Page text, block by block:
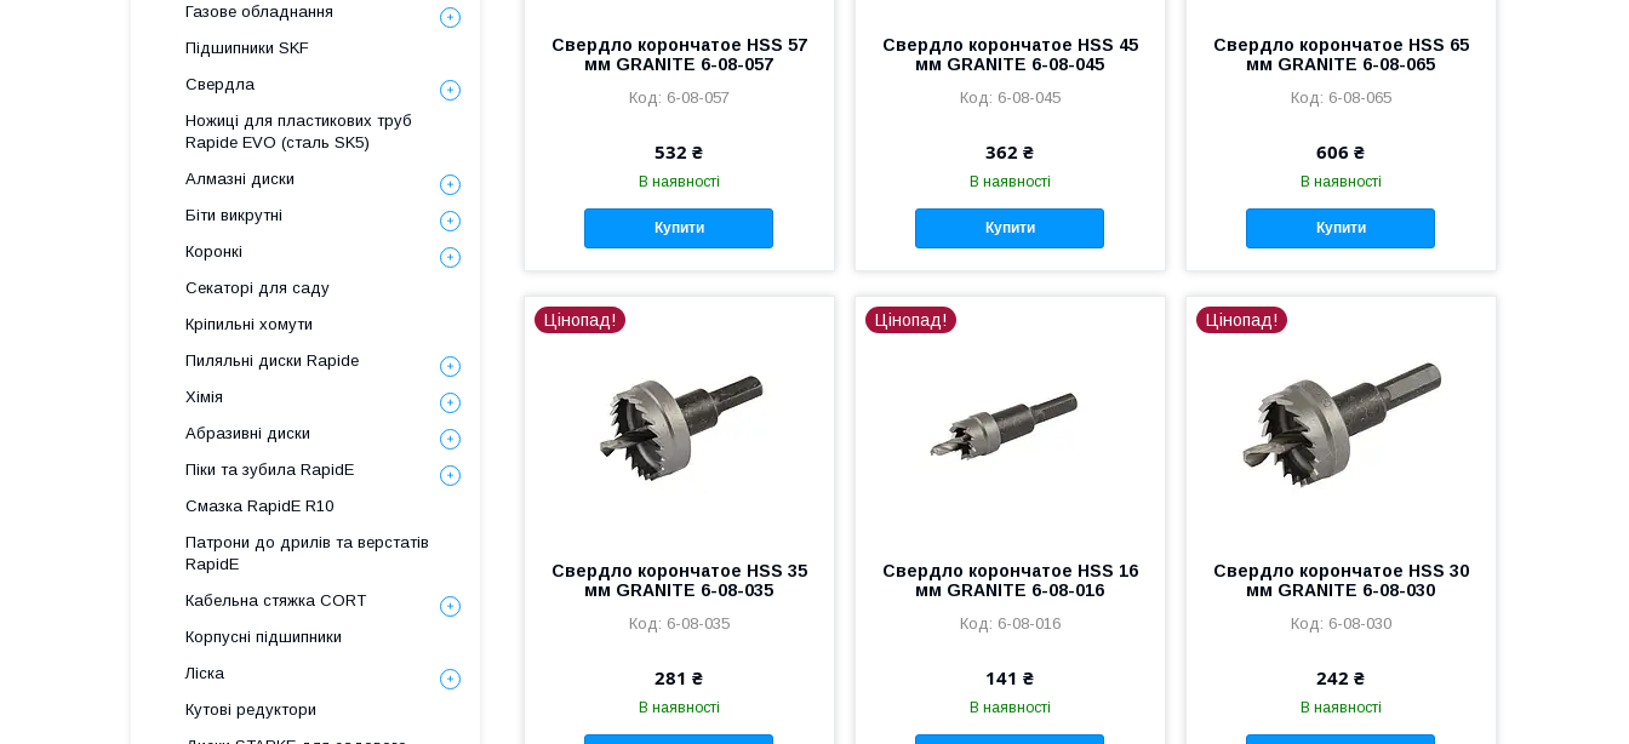
Свердло корончатое HSS 57
мм GRANITE 6-08-057
6-08-057
532 ₴
В наявності
Купити
Свердло корончатое HSS 45
мм GRANITE 6-08-045
6-08-045
362 ₴
В наявності
Купити
Свердло корончатое HSS 65
мм GRANITE 6-08-065
6-08-065
606 ₴
В наявності
Купити
Цінопад!
Свердло корончатое HSS 35
мм GRANITE 6-08-035
6-08-035
281 ₴
В наявності
Цінопад!
Свердло корончатое HSS 16
мм GRANITE 6-08-016
6-08-016
141 ₴
В наявності
Цінопад!
Свердло корончатое HSS 30
мм GRANITE 6-08-030
6-08-030
242 ₴
В наявності
Газове обладнання
Підшипники SKF
Свердла
Ножиці для пластикових труб
Rapide EVO (сталь SK5)
Алмазні диски
Біти викрутні
Коронкі
Секаторі для саду
Кріпильні хомути
Пиляльні диски Rapide
Хімія
Абразивні диски
Піки та зубила RapidE
Смазка RapidE R10
Патрони до дрилів та верстатів
RapidE
Кабельна стяжка СORT
Корпусні підшипники
Ліска
Кутові редуктори